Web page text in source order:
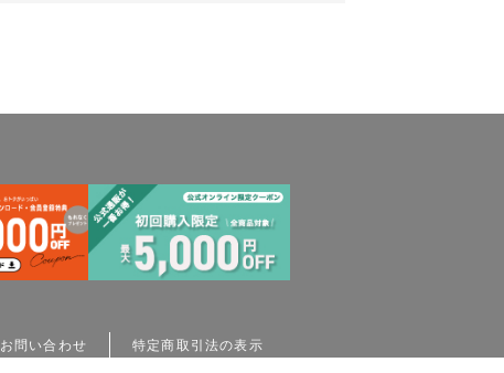
お問い合わせ 特定商取引法の表示